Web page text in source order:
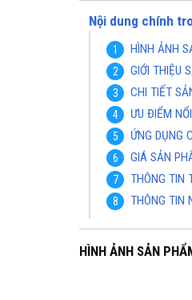
Nội dung chính
HÌNH ẢNH
GIỚI THIỆU
CHI TIẾT
ƯU ĐIỂM
ỨNG DỤNG
GIÁ SẢN
THÔNG TIN
THÔNG TIN
HÌNH ẢNH SẢN